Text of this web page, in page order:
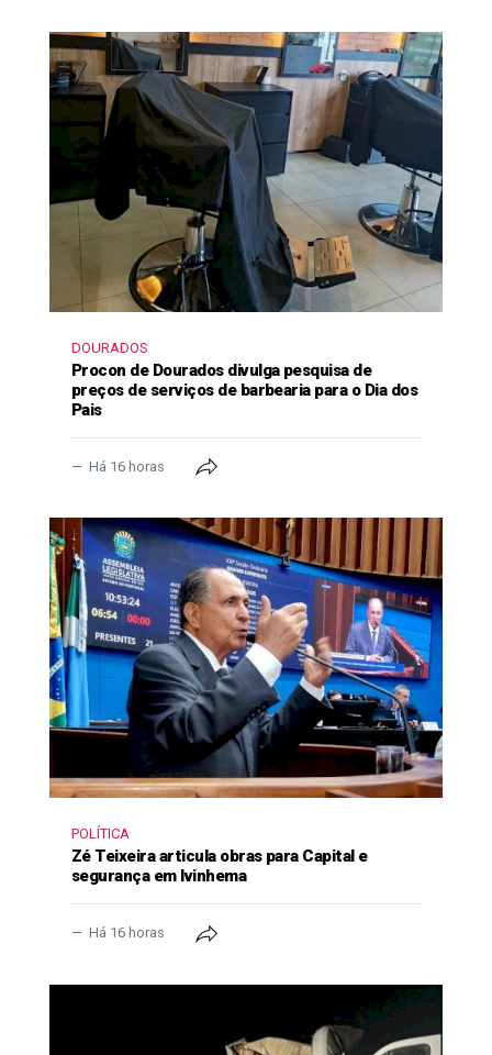
DOURADOS
Procon de Dourados divulga pesquisa de
preços de serviços de barbearia para o Dia dos
Pais
Há 16 horas
POLÍTICA
Zé Teixeira articula obras para Capital e
segurança em Ivinhema
Há 16 horas